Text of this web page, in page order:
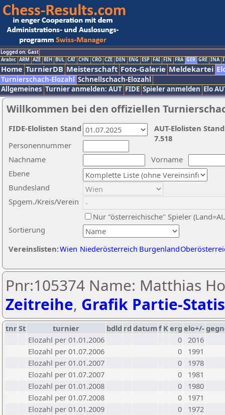
Logged on: Gast
Arabic ARM AZE BIH BUL CAT CHN CRO CZE DEN ENG ESP FAI FIN FRA GER GRE INA
Home TurnierDB Meisterschaft Foto-Galerie Meldekartei
Turnierschach-Elozahl Schnellschach-Elozahl
Allgemeines Turnier anmelden: AUT FIDE Spieler anmelden Elo
Willkommen bei den offiziellen
Nachname
Vorname
Ebene
Sortierung
Personennummer
Bundesland
Spgem./Kreis/Verein
Nur "österreichische" Spieler
Vereinslisten:Wien Niederösterreich Burgenland
AUT-Elolisten
7.518
FIDE-Elolisten Stand
Pnr:105374 Name: Matthias
Zeitreihe, Grafik Partie-
tnrSt turnier bdld rd datumf Kerg elo+/-
Elozahl per 01.01.2006
0 2016
Elozahl per 01.07.2006
0
1991
Elozahl per 01.01.2007
0
1978
Elozahl per 01.07.2007
0
1981
Elozahl per 01.01.2008
0
1980
Elozahl per 01.07.2008
0
1971
Elozahl per 01.01.2009
0
1972